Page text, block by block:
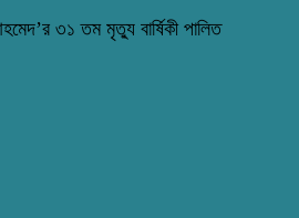
৩১ তম মৃত্যু বার্ষিকী পালিত